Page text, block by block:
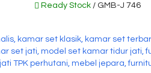
Ready Stock/ GMB-J 746